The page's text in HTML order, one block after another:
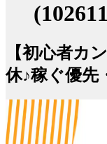
【初心者カ
休♪稼ぐ優